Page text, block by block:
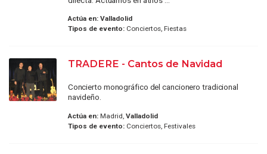
Actúa en: Valladolid
Tipos de evento:Conciertos, Fiestas
TRADERE - Cantos de Navidad
Concierto monográfico del cancionero tradicional
navideño.
Actúa en:Madrid, Valladolid
Tipos de evento:Conciertos, Festivales